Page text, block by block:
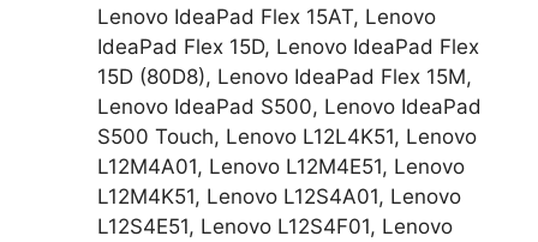
Lenovo IdeaPad Flex 15AT, Lenovo
IdeaPad Flex 15D, Lenovo IdeaPad Flex
15D (80D8), Lenovo IdeaPad Flex 15M,
Lenovo IdeaPad S500, Lenovo IdeaPad
S500 Touch, Lenovo L12L4K51, Lenovo
L12M4A01, Lenovo L12M4E51, Lenovo
L12M4K51, Lenovo L12S4A01, Lenovo
L12S4E51, Lenovo L12S4F01, Lenovo